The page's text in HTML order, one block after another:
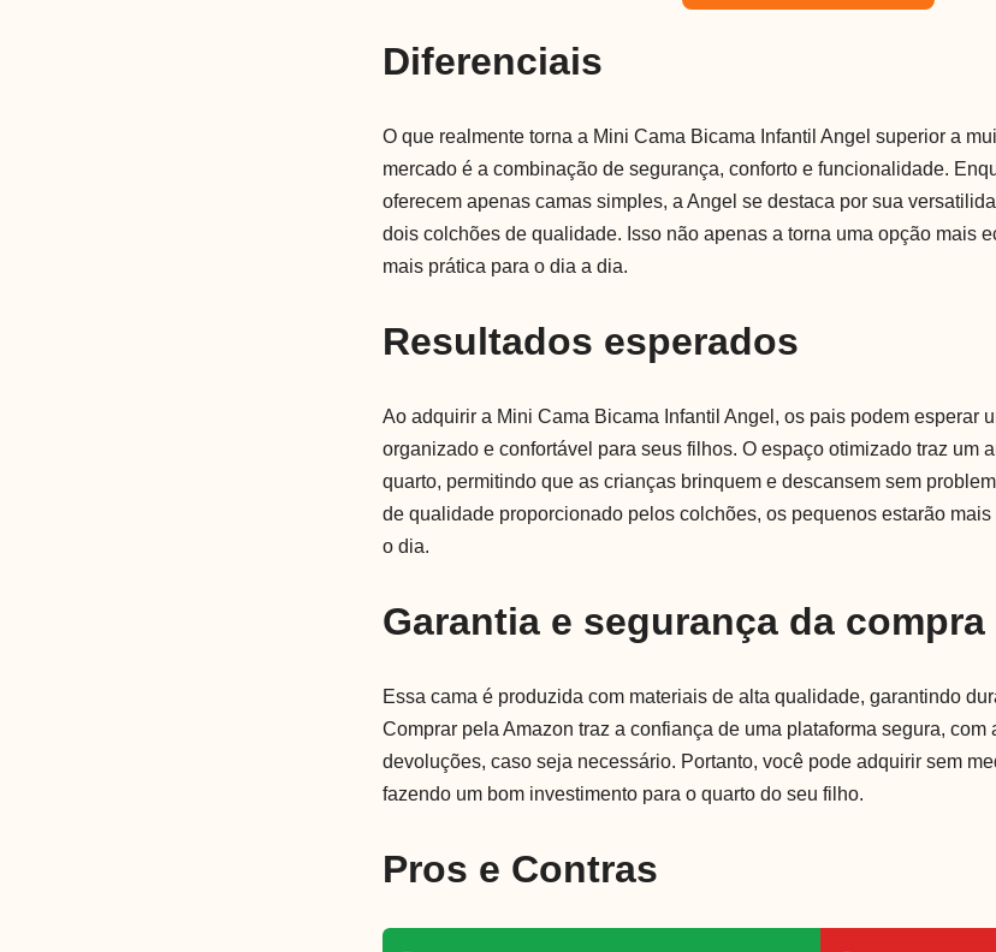
Diferenciais
O que realmente torna a Mini Cama Bicama Infantil Angel superior a
mercado é a combinação de segurança, conforto e funcionalidade.
oferecem apenas camas simples, a Angel se destaca por sua
dois colchões de qualidade. Isso não apenas a torna uma opção mais
mais prática para o dia a dia.
Resultados esperados
Ao adquirir a Mini Cama Bicama Infantil Angel, os pais podem esperar
organizado e confortável para seus filhos. O espaço otimizado traz um
quarto, permitindo que as crianças brinquem e descansem sem
de qualidade proporcionado pelos colchões, os pequenos estarão
o dia.
Garantia e segurança da compra
Essa cama é produzida com materiais de alta qualidade, garantindo
Comprar pela Amazon traz a confiança de uma plataforma segura,
devoluções, caso seja necessário. Portanto, você pode adquirir sem
fazendo um bom investimento para o quarto do seu filho.
Pros e Contras